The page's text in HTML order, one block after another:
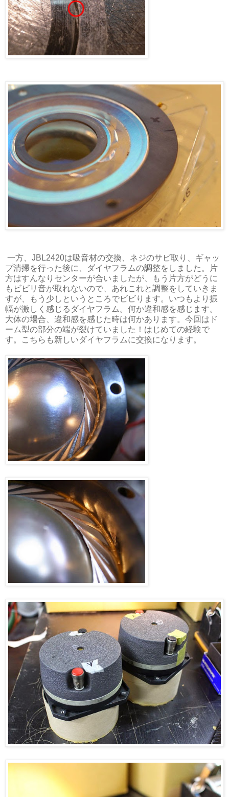
一方、JBL2420は吸音材の交換、ネジのサビ取り、ギャッ
プ清掃を行った後に、ダイヤフラムの調整をしました。片
方はすんなりセンターが合いましたが、もう片方がどうに
もビビリ音が取れないので、あれこれと調整をしていきま
すが、もう少しというところでビビります。いつもより振
幅が激しく感じるダイヤフラム。何か違和感を感じます。
大体の場合、違和感を感じた時は何かあります。今回はド
ーム型の部分の端が裂けていました！はじめての経験で
す。こちらも新しいダイヤフラムに交換になります。